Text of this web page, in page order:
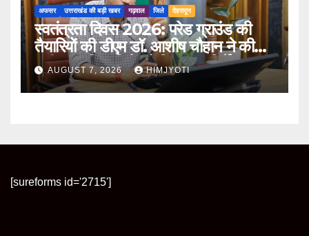
अफसर उत्तराखंड की बड़ी खबर गढ़वाल जिले देहरादून
स्वतंत्रता दिवस 2026: परेड ग्राउंड की
तैयारियों की डीएम डॉ. आशीष चौहान ने की
समीक्षा, अधिकारियों को दिए अहम निर्देश
AUGUST 7, 2026 HIMJYOTI
[sureforms id='2715']